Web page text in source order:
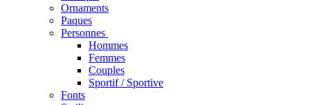
Ornaments
Paques
Personnes
Hommes
Femmes
Couples
Sportif / Sportive
Fonts